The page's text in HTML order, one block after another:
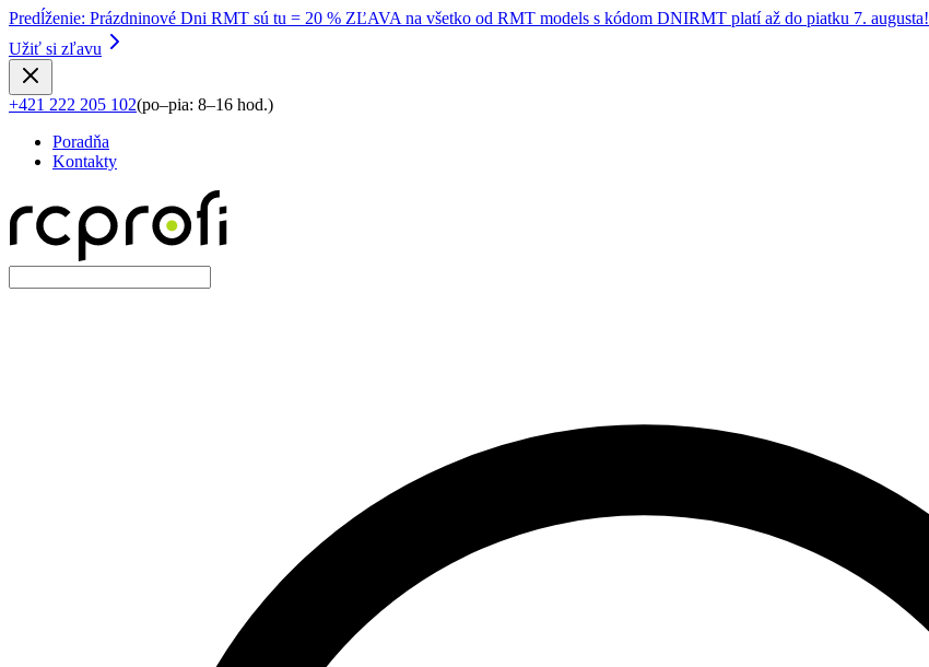
Predĺženie: Prázdninové Dni RMT sú tu = 20 % ZĽAVA na všetko od RMT models s kódom DNIRMT platí až do piatku 7. augusta!
Užiť si zľavu
+421 222 205 102(po–pia: 8–16 hod.)
Poradňa
Kontakty